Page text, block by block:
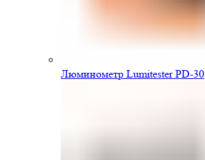
Люминометр Lumitester PD-30